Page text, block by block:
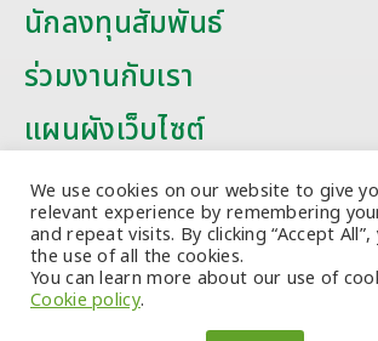
นักลงทุนสัมพันธ์
ร่วมงานกับเรา
แผนผังเว็บไซต์
บทความ
We use cookies on our website to give
relevant experience by remembering
and repeat visits. By clicking “Accept
the use of all the cookies.
You can learn more about our use of
Cookie policy.